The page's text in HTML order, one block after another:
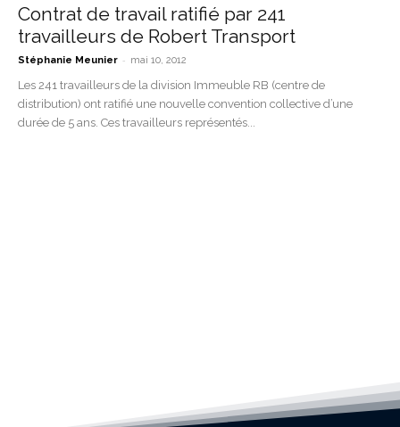
Contrat de travail ratifié par 241
travailleurs de Robert Transport
Stéphanie Meunier - mai 10, 2012
Les 241 travailleurs de la division Immeuble RB (centre de
distribution) ont ratifié une nouvelle convention collective d’une
durée de 5 ans. Ces travailleurs représentés...